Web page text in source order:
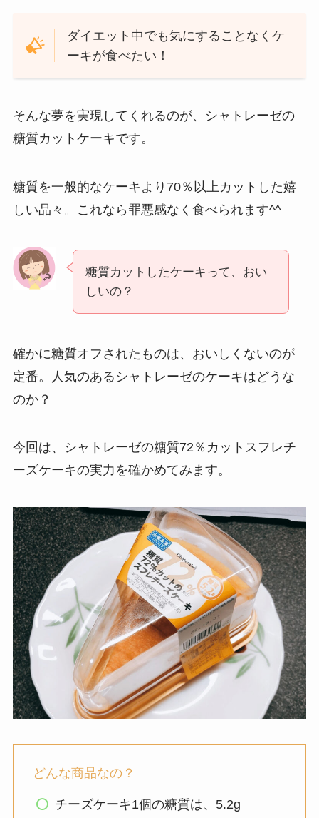
ダイエット中でも気にすることなくケ
ーキが食べたい！
そんな夢を実現してくれるのが、シャトレーゼの
糖質カットケーキです。
糖質を一般的なケーキより70％以上カットした嬉
しい品々。これなら罪悪感なく食べられます^^
糖質カットしたケーキって、おい
しいの？
確かに糖質オフされたものは、おいしくないのが
定番。人気のあるシャトレーゼのケーキはどうな
のか？
今回は、シャトレーゼの糖質72％カットスフレチ
ーズケーキの実力を確かめてみます。
どんな商品なの？
チーズケーキ1個の糖質は、5.2g